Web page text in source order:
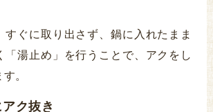
すぐに取り出さず、鍋に入れたまま
「湯止め」を行うことで、アクをし
。
ク抜き